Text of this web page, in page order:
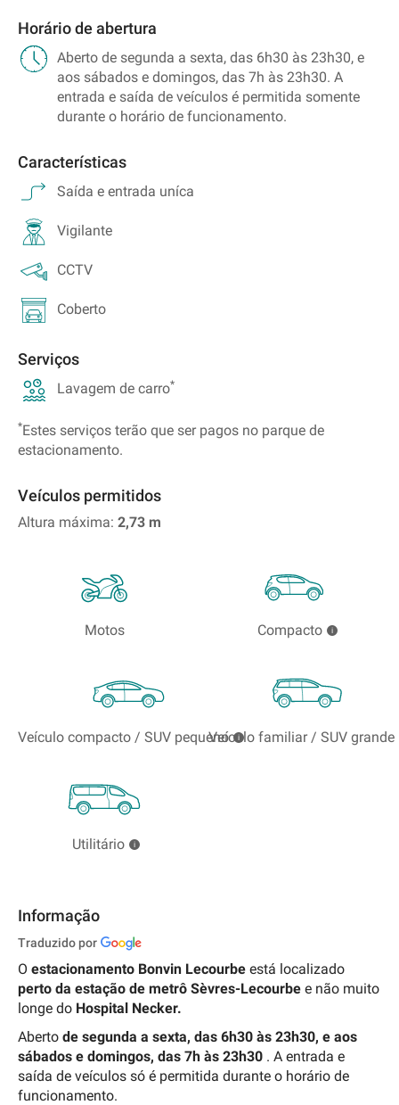
Horário de abertura
Aberto de segunda a sexta, das 6h30 às 23h30, e
aos sábados e domingos, das 7h às 23h30. A
entrada e saída de veículos é permitida somente
durante o horário de funcionamento.
Características
Saída e entrada uníca
Vigilante
CCTV
Coberto
Serviços
Lavagem de carro*
*Estes serviços terão que ser pagos no parque de
estacionamento.
Veículos permitidos
Altura máxima: 2,73 m
Motos Compacto
Veículo compacto / SUV pequenoVeículo familiar / SUV grande
Utilitário
Informação
Traduzido por
O estacionamento Bonvin Lecourbe está localizado
perto da estação de metrô Sèvres-Lecourbe e não muito
longe do Hospital Necker.
Aberto de segunda a sexta, das 6h30 às 23h30, e aos
sábados e domingos, das 7h às 23h30 . A entrada e
saída de veículos só é permitida durante o horário de
funcionamento.